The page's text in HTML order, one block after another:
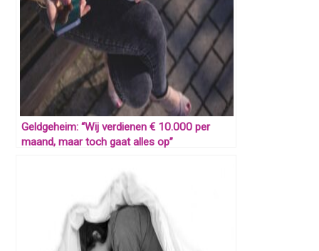
Geldgeheim: “Wij verdienen € 10.000 per
maand, maar toch gaat alles op”